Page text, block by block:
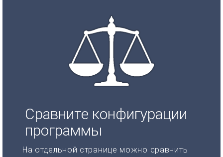
Сравните конфигурации
программы
На отдельной странице можно сравнить